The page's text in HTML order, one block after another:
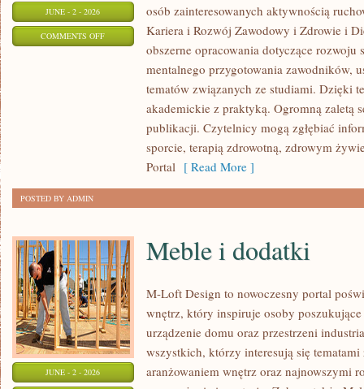
JUNE - 2 - 2026
COMMENTS OFFON
CIEKAWOSTKI
osób zainteresowanych aktywnością
Kariera i Rozwój Zawodowy i Zdrowie i
obszerne opracowania dotyczące rozwoju
mentalnego przygotowania zawodników,
tematów związanych ze studiami. Dzięki
akademickie z praktyką. Ogromną zaletą
publikacji. Czytelnicy mogą zgłębiać
sporcie, terapią zdrowotną, zdrowym
Portal [ Read More ]
POSTED BY ADMIN
JUNE - 2 - 2026
Meble i dodatki
M-Loft Design to nowoczesny portal
wnętrz, który inspiruje osoby
urządzenie domu oraz przestrzeni
wszystkich, którzy interesują się
aranżowaniem wnętrz oraz najnowszymi